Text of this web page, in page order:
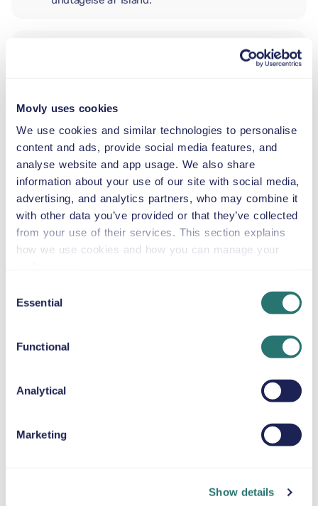
Movly uses cookies
We use cookies and similar technologies to personalise
content and ads, provide social media features, and
analyse website and app usage. We also share
information about your use of our site with social media,
advertising, and analytics partners, who may combine it
with other data you’ve provided or that they’ve collected
from your use of their services. This section explains
how we use cookies and how you can manage your
Selection
Essential
Functional
Analytical
Marketing
Show details
BABYSTOL
2,5–13 kg
BARNESÆDE
AUTOSTOL
15–36 kg
SELEPUDE
Bliv verificeret
dokumenter